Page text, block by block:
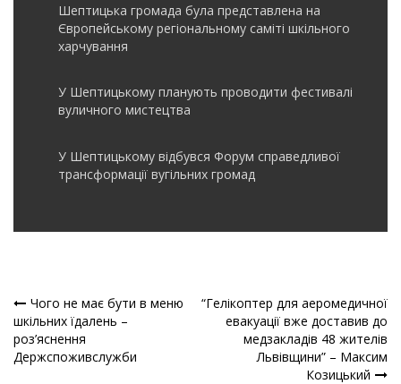
Шептицька громада була представлена на
Європейському регіональному саміті шкільного
харчування
У Шептицькому планують проводити фестивалі
вуличного мистецтва
У Шептицькому відбувся Форум справедливої
трансформації вугільних громад
Навігація
записів
Чого не має бути в меню
шкільних їдалень –
роз’яснення
Держспоживслужби
“Гелікоптер для аеромедичної
евакуації вже доставив до
медзакладів 48 жителів
Львівщини” – Максим
Козицький